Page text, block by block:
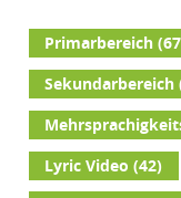
Primarbereich
Sekundarbereich
Lyric Video (42)